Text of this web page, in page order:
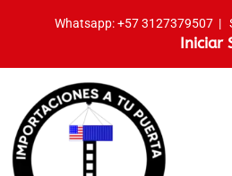
Whatsapp:+57 3127379507 |
Iniciar